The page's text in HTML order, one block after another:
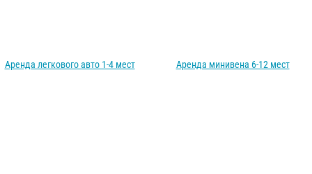
Аренда легкового авто 1-4 мест Аренда минивена 6-12 мест